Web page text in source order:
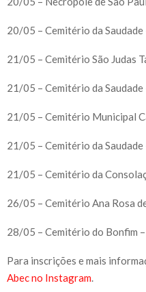
20/05 – Cemitério da Saudade
21/05 – Cemitério São Judas
21/05 – Cemitério da Saudade
21/05 – Cemitério Municipal
21/05 – Cemitério da
21/05 – Cemitério da
26/05 – Cemitério Ana Rosa
28/05 – Cemitério do Bonfim
Para inscrições e mais
Abec no Instagram.